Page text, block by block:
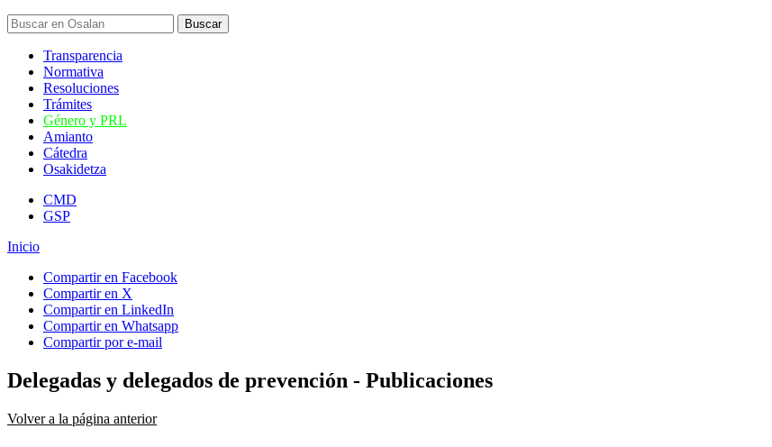
Transparencia
Normativa
Resoluciones
Trámites
Género y PRL
Amianto
Cátedra
Osakidetza
CMD
GSP
Inicio
Compartir en Facebook
Compartir en X
Compartir en LinkedIn
Compartir en Whatsapp
Compartir por e-mail
Delegadas y delegados de prevención - Publicaciones
Volver a la página anterior